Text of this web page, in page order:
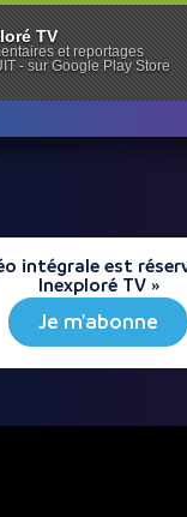
intégrale est
Inexploré TV »
Je m'abonne
TV
et reportages
- sur Google Play Store